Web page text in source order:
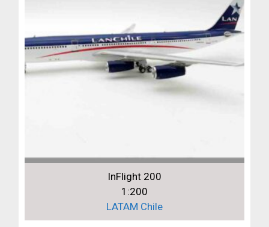
InFlight 200
1:200
LATAM Chile